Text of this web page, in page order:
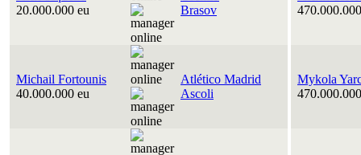
20.000.000 eu
Brasov
Michail Fortounis
40.000.000 eu
Atlético Madrid
Ascoli
Mykola